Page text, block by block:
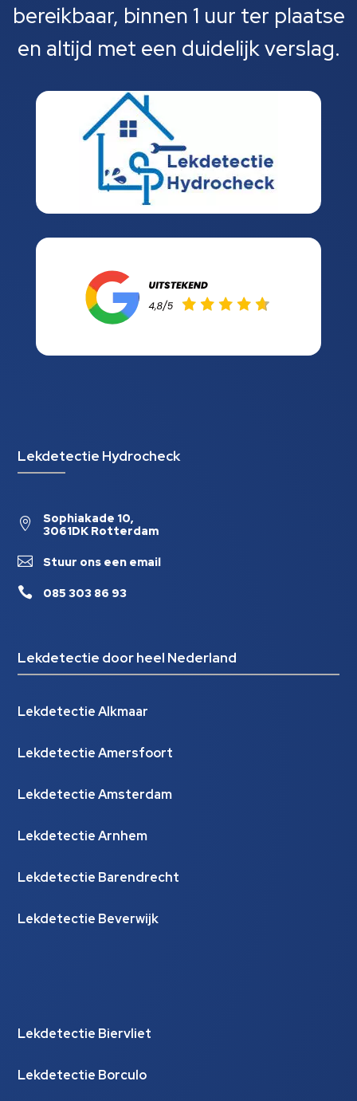
bereikbaar, binnen 1 uur ter plaatse
en altijd met een duidelijk verslag.
Lekdetectie Hydrocheck

Sophiakade 10,
3061DK Rotterdam
 Stuur ons een email
 085 303 86 93
Lekdetectie door heel Nederland
Lekdetectie Alkmaar
Lekdetectie Amersfoort
Lekdetectie Amsterdam
Lekdetectie Arnhem
Lekdetectie Barendrecht
Lekdetectie Beverwijk
Lekdetectie Biervliet
Lekdetectie Borculo